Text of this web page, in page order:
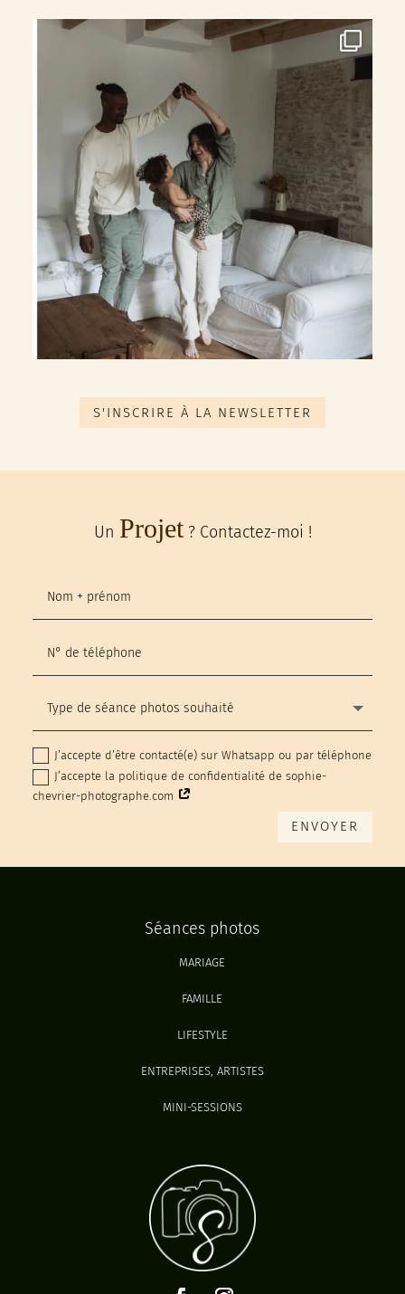
S'INSCRIRE À LA NEWSLETTER
Un Projet? Contactez-moi !
J’accepte d’être contacté(e) sur Whatsapp ou par téléphone
J’accepte la politique de confidentialité de sophie-
chevrier-photographe.com
ENVOYER
Séances photos
MARIAGE
FAMILLE
LIFESTYLE
ENTREPRISES, ARTISTES
MINI-SESSIONS